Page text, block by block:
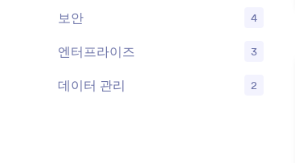
기능
보안 4
기능
엔터프라이즈 3
기능
데이터 관리 2